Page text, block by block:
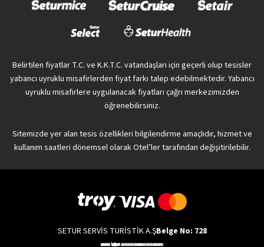
Belirtilen fiyatlar T.C. ve K.K.T.C. vatandaşları için geçerli olup tesisler
yabancı uyruklu misafirlerden fiyat farkı talep edebilmektedir. Yabancı
uyruklu misafirlere uygulanacak fiyatları çağrı merkezimizden
öğrenebilirsiniz.
Sitemizde yer alan tesis özellikleri bilgilendirme amaçlıdır, hizmet ve
kullanım saatleri dönemsel olarak Otel’ler tarafından değişitirilebilir.
SETUR SERVİS TURİSTİK A.ŞBelge No: 728